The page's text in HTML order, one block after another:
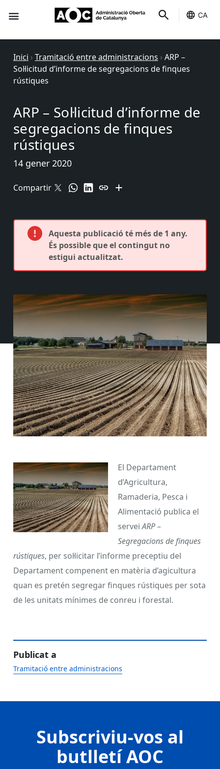
CA
Inici › Tramitació entre administracions › ARP –
Sol·licitud d’informe de segregacions de finques
rústiques
ARP – Sol·licitud d’informe de
segregacions de finques
rústiques
14 gener 2020
Compartir
Aquesta publicació té més de 1 any.
És possible que el contingut no
estigui actualitzat.
El Departament
d’Agricultura,
Ramaderia, Pesca i
Alimentació publica el
serveiARP –
Segregacions de finques
rústiques, per sol·licitar l’informe preceptiu del
Departament compenent en matèria d’agicultura
quan es pretén segregar finques rústiques per sota
de les unitats mínimes de conreu i forestal.
Publicat a
Tramitació entre administracions
Subscriviu-vos al
butlletí AOC